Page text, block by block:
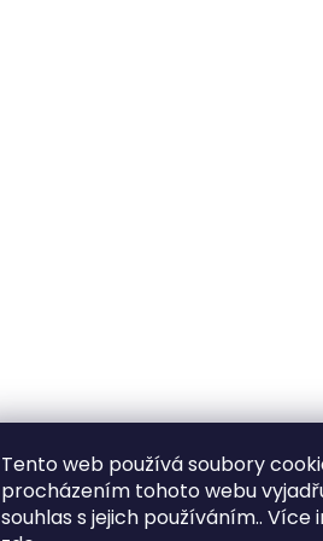
Tento web používá soubory
procházením tohoto webu
souhlas s jejich používáním..